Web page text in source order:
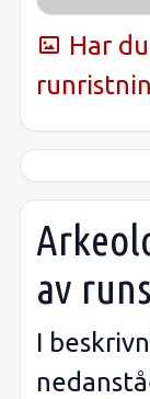
Har
av
I